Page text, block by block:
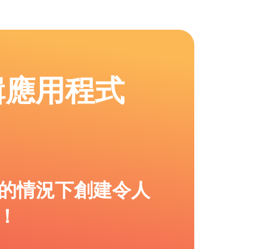
用程式
情況下創建令人